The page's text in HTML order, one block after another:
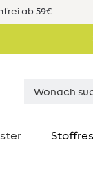
ab 59€